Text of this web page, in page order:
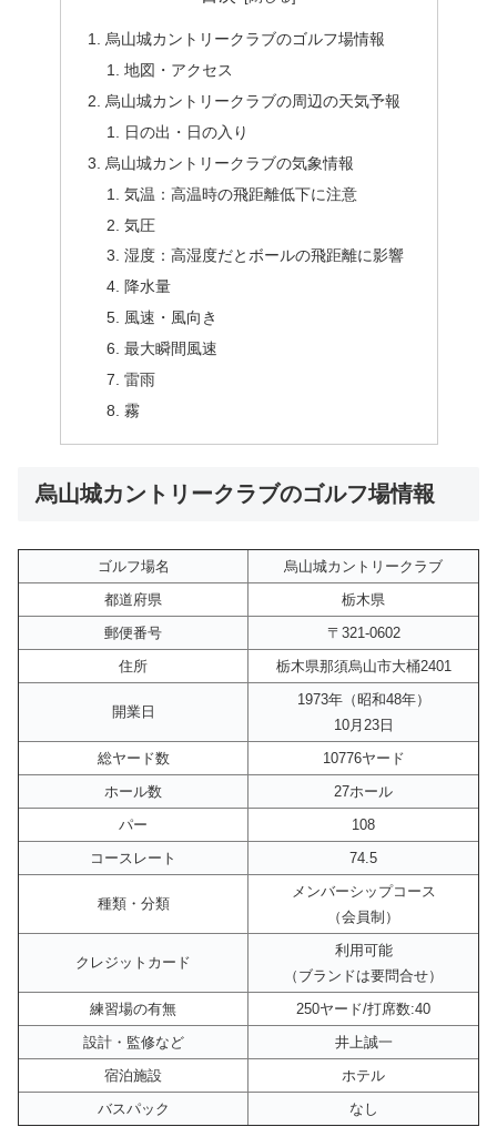
烏山城カントリークラブのゴルフ場情報
地図・アクセス
烏山城カントリークラブの周辺の天気予報
日の出・日の入り
烏山城カントリークラブの気象情報
気温：高温時の飛距離低下に注意
気圧
湿度：高湿度だとボールの飛距離に影響
降水量
風速・風向き
最大瞬間風速
雷雨
霧
烏山城カントリークラブのゴルフ場情報
ゴルフ場名
烏山城カントリークラブ
都道府県
栃木県
郵便番号
〒321-0602
住所
栃木県那須烏山市大桶2401
開業日
1973年（昭和48年）
10月23日
総ヤード数
10776ヤード
ホール数
27ホール
パー
108
コースレート
74.5
種類・分類
メンバーシップコース
（会員制）
クレジットカード
利用可能
（ブランドは要問合せ）
練習場の有無
250ヤード/打席数:40
設計・監修など
井上誠一
宿泊施設
ホテル
バスパック
なし